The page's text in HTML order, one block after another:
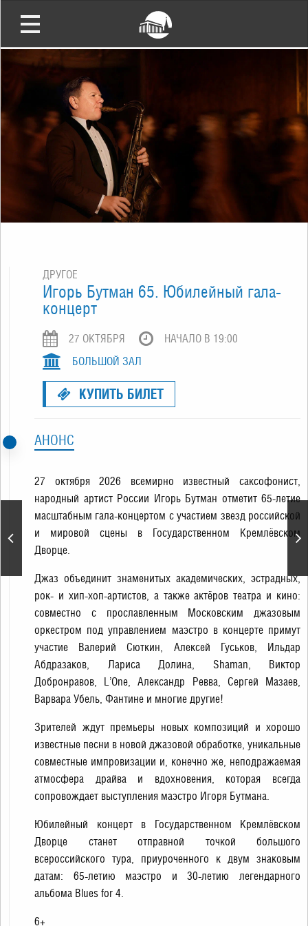
Марис Лиепа. Отмечаем
90-летие вместе»
ДРУГОЕ
Игорь Бутман 65. Юбилейный гала-
концерт
27 ОКТЯБРЯ
НАЧАЛО В 19:00
БОЛЬШОЙ ЗАЛ
КУПИТЬ БИЛЕТ
АНОНС
27 октября 2026 всемирно известный саксофонист,
народный артист России Игорь Бутман отметит 65-летие
масштабным гала-концертом с участием звезд российской
и мировой сцены в Государственном Кремлёвском
Дворце.
Джаз объединит знаменитых академических, эстрадных,
рок- и хип-хоп-артистов, а также актёров театра и кино:
совместно с прославленным Московским джазовым
оркестром под управлением маэстро в концерте примут
участие Валерий Сюткин, Алексей Гуськов, Ильдар
Абдразаков, Лариса Долина, Shaman, Виктор
Добронравов, L’One, Александр Ревва, Сергей Мазаев,
Варвара Убель, Фантине и многие другие!
Зрителей ждут премьеры новых композиций и хорошо
известные песни в новой джазовой обработке, уникальные
совместные импровизации и, конечно же, неподражаемая
атмосфера драйва и вдохновения, которая всегда
сопровождает выступления маэстро Игоря Бутмана.
Юбилейный концерт в Государственном Кремлёвском
Дворце станет отправной точкой большого
всероссийского тура, приуроченного к двум знаковым
датам: 65-летию маэстро и 30-летию легендарного
альбома Blues for 4.
6+